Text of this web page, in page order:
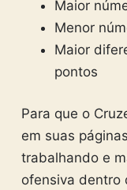
Maior
Menor
Maior
pontos
Para que o
em suas
trabalhando e
ofensiva dentro